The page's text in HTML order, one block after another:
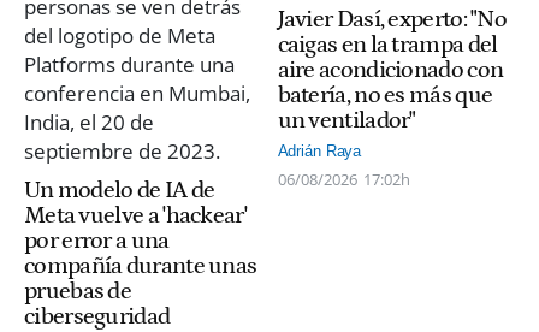
Un modelo de IA de
Meta vuelve a 'hackear'
por error a una
compañía durante unas
pruebas de
ciberseguridad
Javier Dasí, experto: "No
caigas en la trampa del
aire acondicionado con
batería, no es más que
un ventilador"
Adrián Raya
06/08/2026 17:02h